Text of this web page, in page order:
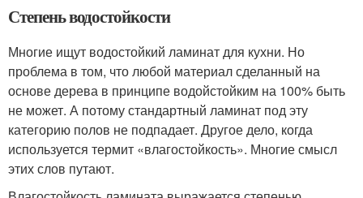
Степень водостойкости
Многие ищут водостойкий ламинат для кухни. Но
проблема в том, что любой материал сделанный на
основе дерева в принципе водойстойким на 100% быть
не может. А потому стандартный ламинат под эту
категорию полов не подпадает. Другое дело, когда
используется термит «влагостойкость». Многие смысл
этих слов путают.